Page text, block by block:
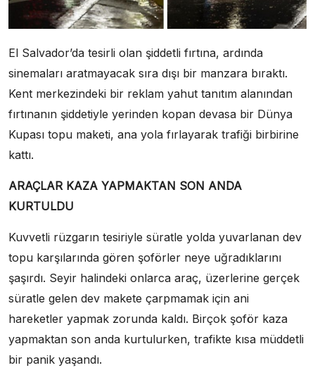
El Salvador’da tesirli olan şiddetli fırtına, ardında
sinemaları aratmayacak sıra dışı bir manzara bıraktı.
Kent merkezindeki bir reklam yahut tanıtım alanından
fırtınanın şiddetiyle yerinden kopan devasa bir Dünya
Kupası topu maketi, ana yola fırlayarak trafiği birbirine
kattı.
ARAÇLAR KAZA YAPMAKTAN SON ANDA
KURTULDU
Kuvvetli rüzgarın tesiriyle süratle yolda yuvarlanan dev
topu karşılarında gören şoförler neye uğradıklarını
şaşırdı. Seyir halindeki onlarca araç, üzerlerine gerçek
süratle gelen dev makete çarpmamak için ani
hareketler yapmak zorunda kaldı. Birçok şoför kaza
yapmaktan son anda kurtulurken, trafikte kısa müddetli
bir panik yaşandı.